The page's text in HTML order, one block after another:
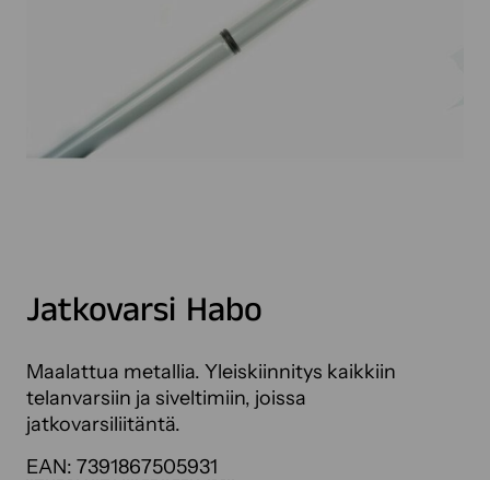
Jatkovarsi Habo
Maalattua metallia. Yleiskiinnitys kaikkiin
telanvarsiin ja siveltimiin, joissa
jatkovarsiliitäntä.
EAN: 7391867505931